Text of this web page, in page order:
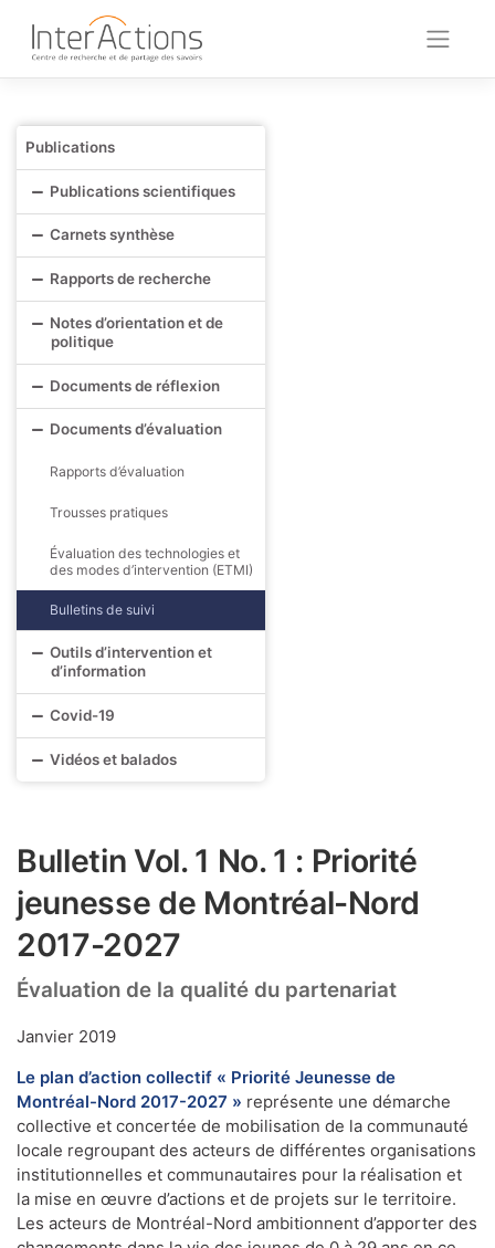
content
Publications
Publications scientifiques
Carnets synthèse
Rapports de recherche
Notes d’orientation et de
politique
Documents de réflexion
Documents d’évaluation
Rapports d’évaluation
Trousses pratiques
Évaluation des technologies et
des modes d’intervention (ETMI)
Bulletins de suivi
Outils d’intervention et
d’information
Covid-19
Vidéos et balados
Bulletin Vol. 1 No. 1 : Priorité
jeunesse de Montréal-Nord
2017-2027
Évaluation de la qualité du partenariat
Janvier 2019
Le plan d’action collectif « Priorité Jeunesse de
Montréal-Nord 2017-2027 » représente une démarche
collective et concertée de mobilisation de la communauté
locale regroupant des acteurs de différentes organisations
institutionnelles et communautaires pour la réalisation et
la mise en œuvre d’actions et de projets sur le territoire.
Les acteurs de Montréal-Nord ambitionnent d’apporter des